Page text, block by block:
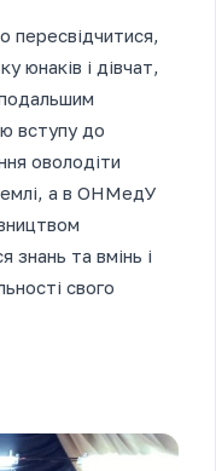
пересвідчитися,
юнаків і дівчат,
вступу до
оволодіти
а в ОНМедУ
знань та вмінь і
свого